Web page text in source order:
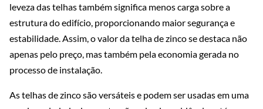
leveza das telhas também significa menos carga sobre a
estrutura do edifício, proporcionando maior segurança e
estabilidade. Assim, o valor da telha de zinco se destaca não
apenas pelo preço, mas também pela economia gerada no
processo de instalação.
As telhas de zinco são versáteis e podem ser usadas em uma